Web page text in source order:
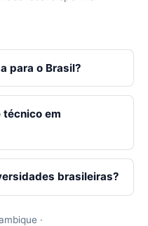
para o Brasil?
em
brasileiras?
·